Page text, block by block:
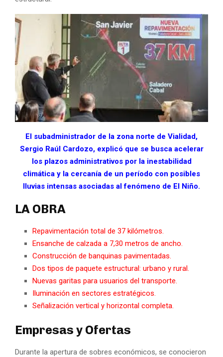
El subadministrador de la zona norte de Vialidad,
Sergio Raúl Cardozo, explicó que se busca acelerar
los plazos administrativos por la inestabilidad
climática y la cercanía de un período con posibles
lluvias intensas asociadas al fenómeno de El Niño.
LA OBRA
Repavimentación total de 37 kilómetros.
Ensanche de calzada a 7,30 metros de ancho.
Construcción de banquinas pavimentadas.
Dos tipos de paquete estructural: urbano y rural.
Nuevas garitas para usuarios del transporte.
Iluminación en sectores estratégicos.
Señalización vertical y horizontal completa.
Empresas y Ofertas
Durante la apertura de sobres económicos, se conocieron